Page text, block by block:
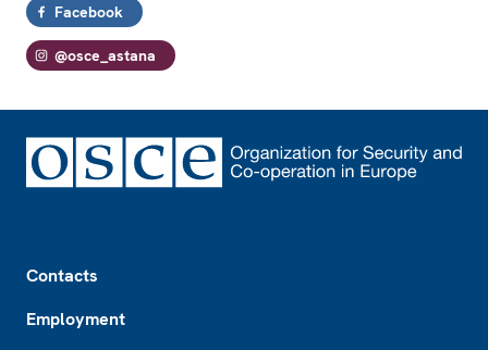
Facebook
@osce_astana
Contacts
Employment